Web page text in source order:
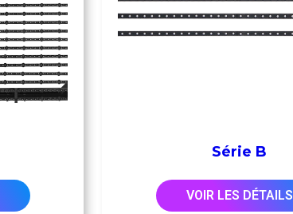
Série B
VOIR LES DÉTAILS